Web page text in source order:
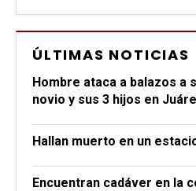
ÚLTIMAS NOTICIAS
Hombre ataca a balazos a
novio y sus 3 hijos en
Hallan muerto en un
Encuentran cadáver en la